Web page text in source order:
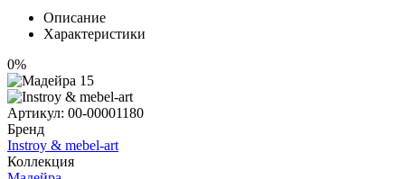
Описание
Характеристики
0%
Артикул: 00-00001180
Бренд
Instroy & mebel-art
Коллекция